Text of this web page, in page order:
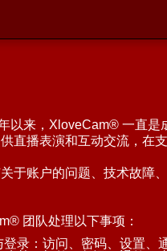
以来，XloveCam® 一直是
直播表演和互动交流，在
于账户的问题、技术故障
团队处理以下事项：
登录：访问、密码、设置、